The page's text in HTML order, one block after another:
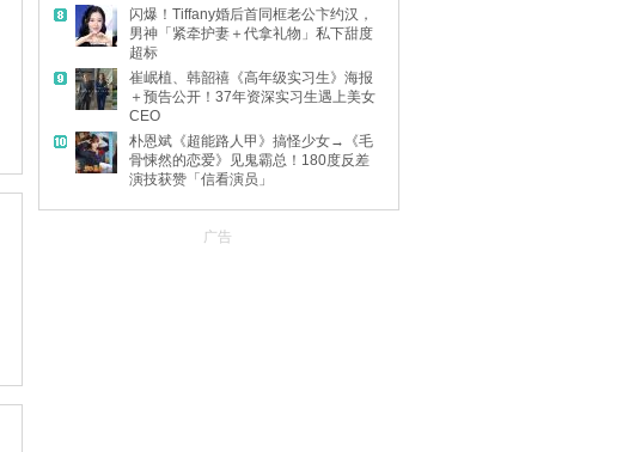
闪爆！Tiffany婚后首同框老公卞约汉，
男神「紧牵护妻＋代拿礼物」私下甜度
超标
崔岷植、韩韶禧《高年级实习生》海报
＋预告公开！37年资深实习生遇上美女
CEO
朴恩斌《超能路人甲》搞怪少女→《毛
骨悚然的恋爱》见鬼霸总！180度反差
演技获赞「信看演员」
广告